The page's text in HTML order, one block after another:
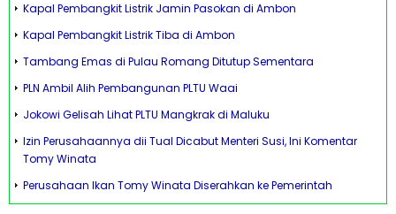
Kapal Pembangkit Listrik Jamin Pasokan di Ambon
Kapal Pembangkit Listrik Tiba di Ambon
Tambang Emas di Pulau Romang Ditutup Sementara
PLN Ambil Alih Pembangunan PLTU Waai
Jokowi Gelisah Lihat PLTU Mangkrak di Maluku
Izin Perusahaannya dii Tual Dicabut Menteri Susi, Ini Komentar
Tomy Winata
Perusahaan Ikan Tomy Winata Diserahkan ke Pemerintah